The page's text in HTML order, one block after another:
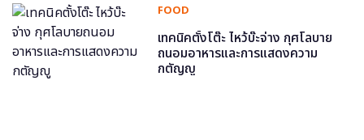
FOOD
เทคนิคตั้งโต๊ะ ไหว้บ๊ะจ่าง กุศโลบาย
ถนอมอาหารและการแสดงความ
กตัญญู